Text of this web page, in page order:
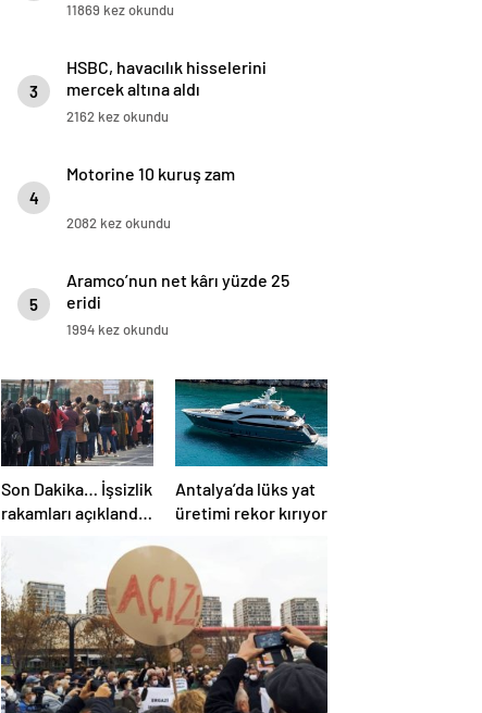
11869 kez okundu
3
HSBC, havacılık hisselerini
mercek altına aldı
2162 kez okundu
4
Motorine 10 kuruş zam
2082 kez okundu
5
Aramco’nun net kârı yüzde 25
eridi
1994 kez okundu
Son Dakika… İşsizlik
rakamları açıklandı:
işsizlik yükseldi!
Antalya’da lüks yat
üretimi rekor kırıyor